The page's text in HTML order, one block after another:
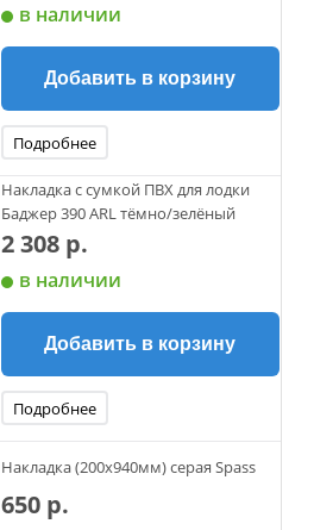
в наличии
Добавить в корзину
Подробнее
Накладка с сумкой ПВХ для лодки
Баджер 390 ARL тёмно/зелёный
2 308 р.
в наличии
Добавить в корзину
Подробнее
Накладка (200х940мм) серая Spass
650 р.